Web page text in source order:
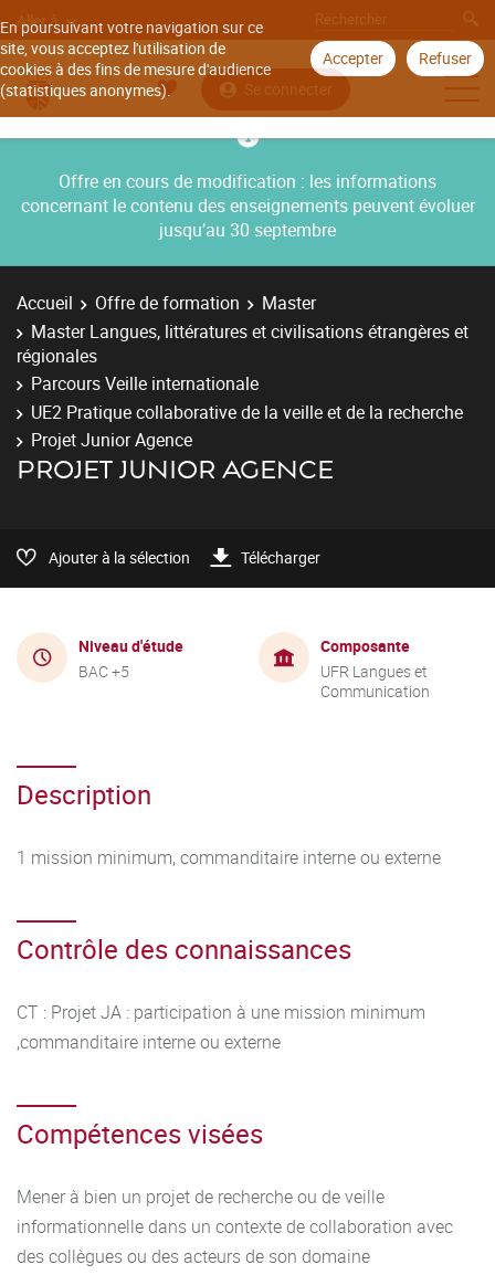
En poursuivant votre navigation sur ce
site, vous acceptez l'utilisation de
cookies à des fins de mesure d'audience
(statistiques anonymes).
Accepter Refuser
Aller à
Se connecter
Offre en cours de modification : les informations
concernant le contenu des enseignements peuvent évoluer
jusqu’au 30 septembre
Accueil Offre de formation
Master
Master Langues, littératures et civilisations étrangères et
régionales
Parcours Veille internationale
UE2 Pratique collaborative de la veille et de la recherche
Projet Junior Agence
PROJET JUNIOR AGENCE
Ajouter à la sélection Télécharger
Niveau d'étude
BAC +5
Composante
UFR Langues et
Communication
Description
1 mission minimum, commanditaire interne ou externe
Contrôle des connaissances
CT : Projet JA : participation à une mission minimum
,commanditaire interne ou externe
Compétences visées
Mener à bien un projet de recherche ou de veille
informationnelle dans un contexte de collaboration avec
des collègues ou des acteurs de son domaine